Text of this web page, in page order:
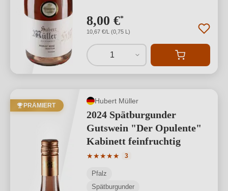
8,00 €*
10,67 €/L (0,75 L)
1
PRÄMIERT
Hubert Müller
2024 Spätburgunder
Gutswein "Der Opulente"
Kabinett feinfruchtig
★★★★★
Durchschnittliche Bewertung von 5
3
Pfalz
Spätburgunder